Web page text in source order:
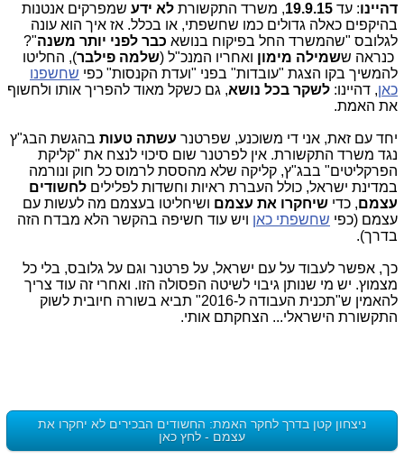
דהיינו: עד 19.9.15, משרד התקשורת לא ידע שמפרקים אנטנות
בהיקפים כאלה גדולים כמו שחשפתי, או בכלל. אז איך הוא עונה
לגלובס "שהמשרד החל בפיקוח בנושא כבר לפני יותר משנה"?
כנראה ששמילה מימון ואחריו המנכ"ל (שלמה פילבר), החליטו
להמשיך בקו הצגת "עובדות" בפני "ועדת הקנסות" כפי שחשפנו
כאן, דהיינו: לשקר בכל נושא, גם כשקל מאוד להפריך אותו ולחשוף
את האמת.
יחד עם זאת, אני די משוכנע, שפרטנר עשתה טעות בהגשת הבג"ץ
נגד משרד התקשורת. אין לפרטנר שום סיכוי לנצח את "קליקת
הפרקליטים" בבג"ץ, קליקה שלא מהססת לרמוס כל חוק ונורמה
במדינת ישראל, כולל העברת ראיות וחשדות לפלילים לחשודים
עצמם, כדי שיחקרו את עצמם ושיחליטו בעצמם מה לעשות עם
עצמם (כפי שחשפתי כאן ויש עוד חשיפה בהקשר הלא מבדח הזה
בדרך).
כך, אפשר לעבוד על עם ישראל, על פרטנר וגם על גלובס, בלי כל
מצמוץ. יש מי שנותן גיבוי לשיטה הפסולה הזו. ואחרי זה עוד צריך
להאמין ש"תכנית העבודה ל-2016" תביא בשורה חיובית לשוק
התקשורת הישראלי... הצחקתם אותי.
ניצחון קטן בדרך לחקר האמת: החשודים הבכירים לא יחקרו את
עצמם - לחץ כאן